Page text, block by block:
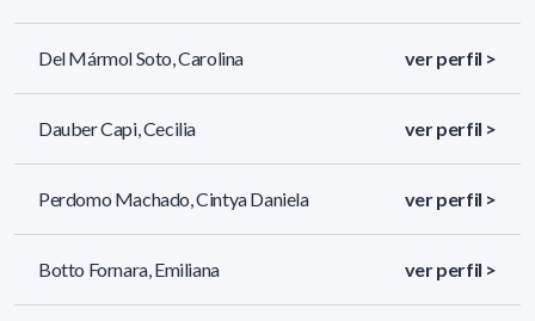
Del Mármol Soto, Carolina ver perfil >
Dauber Capi, Cecilia ver perfil >
Perdomo Machado, Cintya Daniela ver perfil >
Botto Fornara, Emiliana ver perfil >